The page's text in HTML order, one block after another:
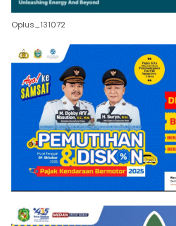
Oplus_131072